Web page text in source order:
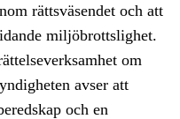
rättsväsendet och att
miljöbrottslighet.
om
avser att
och en